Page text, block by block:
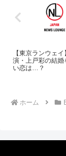
【東京ランウェ
演・上戸彩の結婚
い恋は…？
ホーム